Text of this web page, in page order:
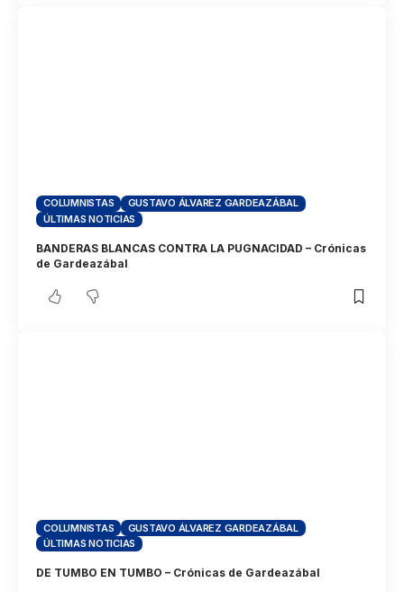
COLUMNISTAS
GUSTAVO ÁLVAREZ GARDEAZÁBAL
ÚLTIMAS NOTICIAS
BANDERAS BLANCAS CONTRA LA PUGNACIDAD – Crónicas
de Gardeazábal
COLUMNISTAS
GUSTAVO ÁLVAREZ GARDEAZÁBAL
ÚLTIMAS NOTICIAS
DE TUMBO EN TUMBO – Crónicas de Gardeazábal